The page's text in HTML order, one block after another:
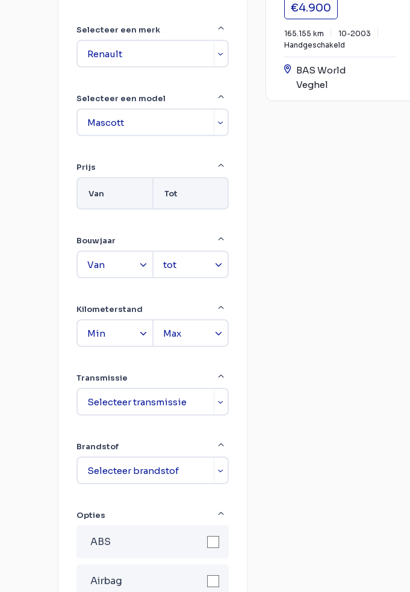
Selecteer een merk
Selecteer een model
Prijs
Van Tot
Bouwjaar
Kilometerstand
Transmissie
Brandstof
Opties
ABS
Airbag
€4.900
165.155 km
10-2003
Handgeschakeld
BAS World
Veghel